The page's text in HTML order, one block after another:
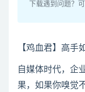
下载遇到问题？
【鸡血君】高手
自媒体时代，企
果，如果你嗅觉